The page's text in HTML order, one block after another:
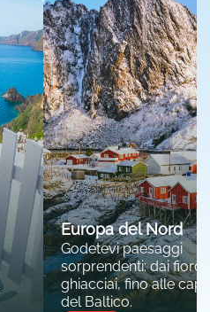
Europa del Nord
Godetevi paesaggi
sorprendenti: dai fiordi
ghiacciai, fino alle
del Baltico.